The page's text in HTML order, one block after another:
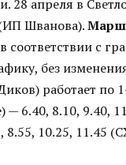
28 апреля в
Шванова).
соответствии с
без
работает по
6.40, 8.10, 9.40,
8.55, 10.25, 11.45